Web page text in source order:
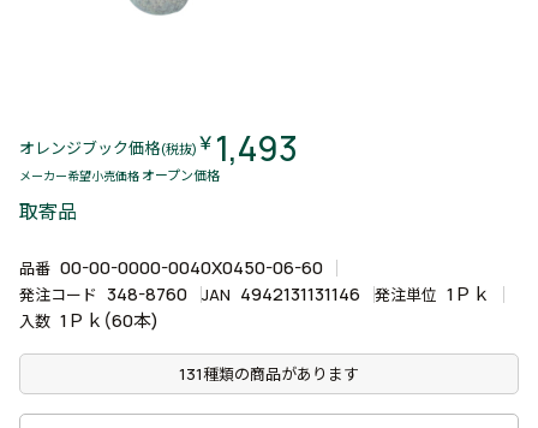
オレンジブック価格(税抜) ￥ 1,493
メーカー希望小売価格 オープン価格
取寄品
品番 00-00-0000-0040X0450-06-60
発注コード 348-8760 JAN 4942131131146 発注単位 1Ｐｋ
入数 1Ｐｋ(60本)
131種類の商品があります